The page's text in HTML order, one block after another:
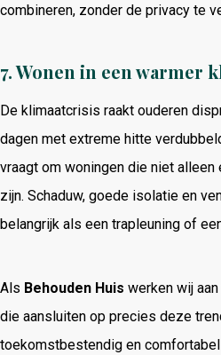
combineren, zonder de privacy te
7. Wonen in een warmer
De klimaatcrisis raakt ouderen
dagen met extreme hitte
vraagt om woningen die niet
zijn. Schaduw, goede isolatie en
belangrijk als een trapleuning of
Als Behouden Huis werken wij
die aansluiten op precies deze
toekomstbestendig en